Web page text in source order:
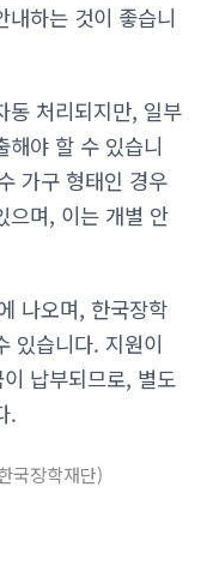
내하는 것이 좋습니
동 처리되지만, 일부
해야 할 수 있습니
가구 형태인 경우
으며, 이는 개별 안
나오며, 한국장학
있습니다. 지원이
납부되므로, 별도
.
국장학재단